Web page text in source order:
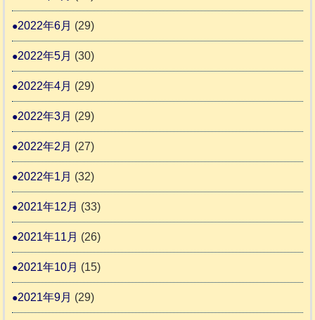
2022年6月 (29)
2022年5月 (30)
2022年4月 (29)
2022年3月 (29)
2022年2月 (27)
2022年1月 (32)
2021年12月 (33)
2021年11月 (26)
2021年10月 (15)
2021年9月 (29)